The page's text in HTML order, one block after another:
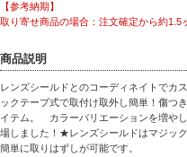
【参考納期】
取り寄せ商品の場合：注文確定から約1.5
商品説明
レンズシールドとのコーディネイトでカ
ックテープ式で取付け取外し簡単！傷つ
イテム。 カラーバリエーションを増や
場しました！★レンズシールドはマジッ
簡単に取りはずしが可能です。